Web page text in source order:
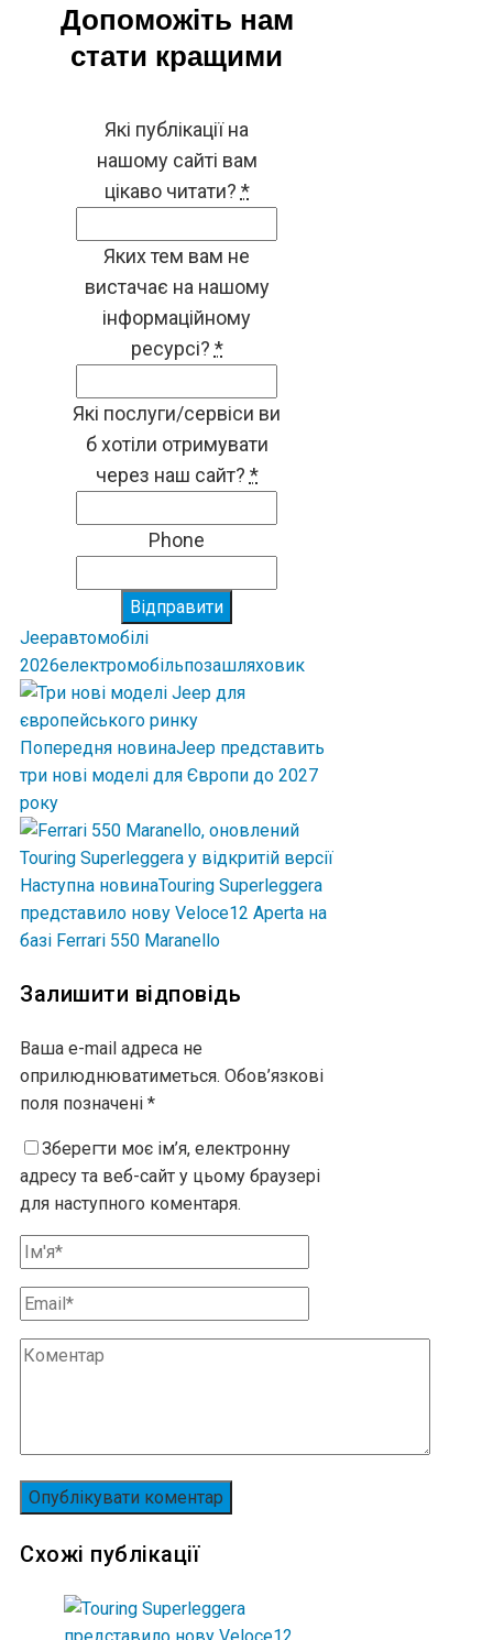
Допоможіть нам
стати кращими
Які публікації на
нашому сайті вам
цікаво читати? *
Яких тем вам не
вистачає на нашому
інформаційному
ресурсі? *
Які послуги/сервіси ви
б хотіли отримувати
через наш сайт? *
Phone
Відправити
Jeepавтомобілі
2026електромобільпозашляховик
Попередня новинаJeep представить
три нові моделі для Європи до 2027
року
Наступна новинаTouring Superleggera
представило нову Veloce12 Aperta на
базі Ferrari 550 Maranello
Залишити відповідь
Ваша e-mail адреса не
оприлюднюватиметься. Обов’язкові
поля позначені *
Зберегти моє ім’я, електронну
адресу та веб-сайт у цьому браузері
для наступного коментаря.
Схожі публікації